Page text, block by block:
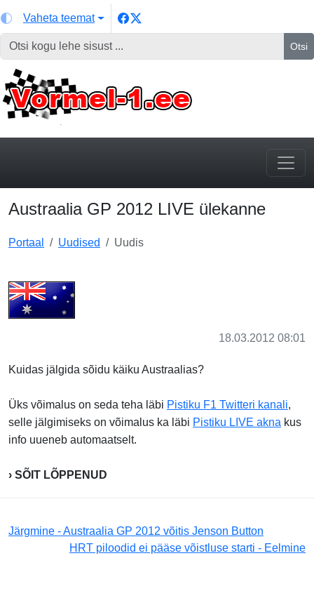
Vaheta teemat
Otsi
Austraalia GP 2012 LIVE ülekanne
Portaal Uudised Uudis
18.03.2012 08:01
Kuidas jälgida sõidu käiku Austraalias?
Üks võimalus on seda teha läbi Pistiku F1 Twitteri kanali,
selle jälgimiseks on võimalus ka läbi Pistiku LIVE akna kus
info uueneb automaatselt.
› SÕIT LÕPPENUD
Järgmine - Austraalia GP 2012 võitis Jenson Button
HRT piloodid ei pääse võistluse starti - Eelmine